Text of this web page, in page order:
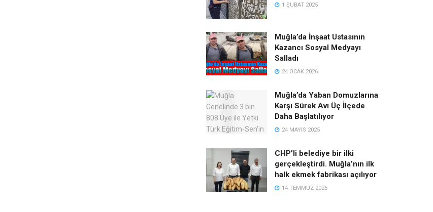
1 ŞUBAT 2025
Muğla’da İnşaat Ustasının
Kazancı Sosyal Medyayı
Salladı
24 OCAK 2026
Muğla’da Yaban Domuzlarına
Karşı Sürek Avı Üç İlçede
Daha Başlatılıyor
24 MAYIS 2025
CHP’li belediye bir ilki
gerçekleştirdi. Muğla’nın ilk
halk ekmek fabrikası açılıyor
14 TEMMUZ 2025